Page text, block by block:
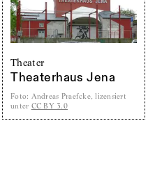
Theater
Theaterhaus Jena
Foto: Andreas Praefcke, lizensiert
unter CC BY 3.0